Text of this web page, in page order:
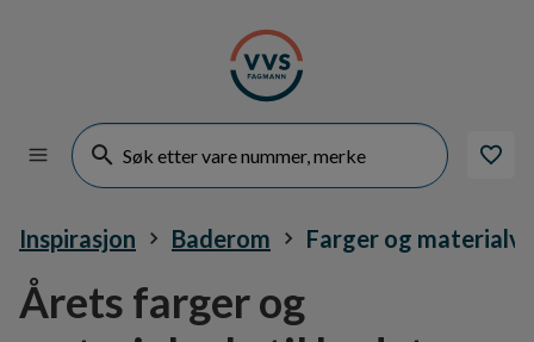
Inspirasjon Baderom Farger og
Årets farger og